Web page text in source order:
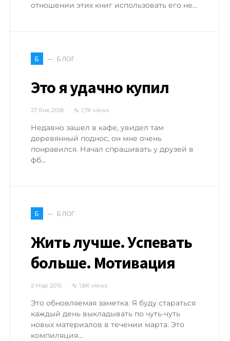
отношении этих книг использовать его не…
Б БЛОГ
Это я удачно купил
27 Янв 2018 1,7K views
Недавно зашел в кафе, увидел там
деревянный поднос, он мне очень
понравился. Начал спрашивать у друзей в
фб…
Б БЛОГ
Жить лучше. Успевать
больше. Мотивация
2 Мар 2015 1,8K views
Это обновляемая заметка. Я буду стараться
каждый день выкладывать по чуть-чуть
новых материалов в течении марта. Это
компиляция…